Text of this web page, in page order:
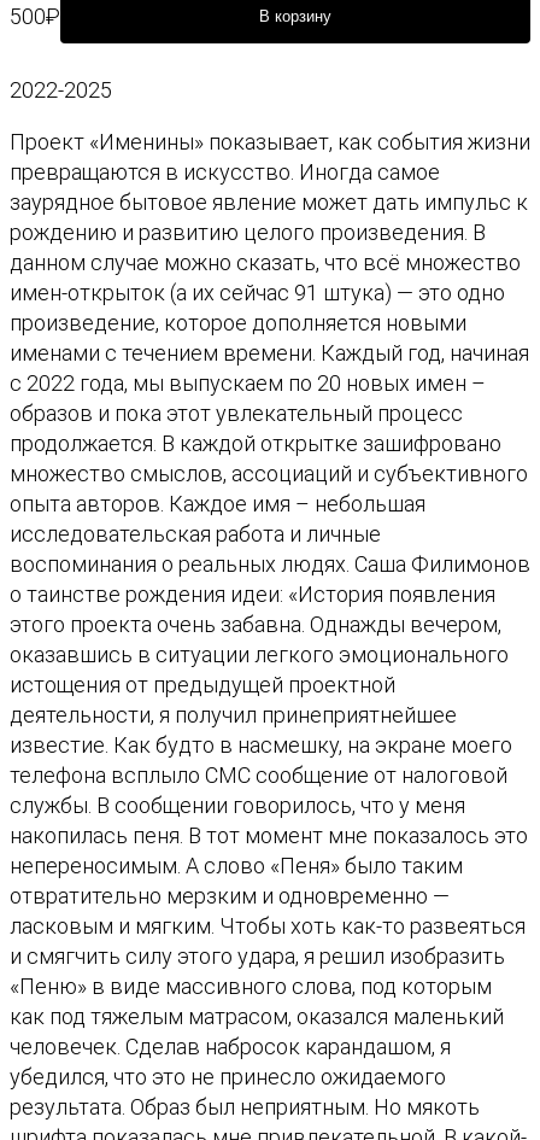
500₽
л
ч
е
с
т
в
о
т
о
в
а
р
а
О
т
к
р
ы
т
к
и
"
И
м
е
н
и
н
ы
"
В корзину
2022-2025
Проект «Именины» показывает, как события жизни
превращаются в искусство. Иногда самое
заурядное бытовое явление может дать импульс к
рождению и развитию целого произведения. В
данном случае можно сказать, что всё множество
имен-открыток (а их сейчас 91 штука) — это одно
произведение, которое дополняется новыми
именами с течением времени. Каждый год, начиная
с 2022 года, мы выпускаем по 20 новых имен –
образов и пока этот увлекательный процесс
продолжается. В каждой открытке зашифровано
множество смыслов, ассоциаций и субъективного
опыта авторов. Каждое имя – небольшая
исследовательская работа и личные
воспоминания о реальных людях. Саша Филимонов
о таинстве рождения идеи: «История появления
этого проекта очень забавна. Однажды вечером,
оказавшись в ситуации легкого эмоционального
истощения от предыдущей проектной
деятельности, я получил принеприятнейшее
известие. Как будто в насмешку, на экране моего
телефона всплыло СМС сообщение от налоговой
службы. В сообщении говорилось, что у меня
накопилась пеня. В тот момент мне показалось это
непереносимым. А слово «Пеня» было таким
отвратительно мерзким и одновременно —
ласковым и мягким. Чтобы хоть как-то развеяться
и смягчить силу этого удара, я решил изобразить
«Пеню» в виде массивного слова, под которым
как под тяжелым матрасом, оказался маленький
человечек. Сделав набросок карандашом, я
убедился, что это не принесло ожидаемого
результата. Образ был неприятным. Но мякоть